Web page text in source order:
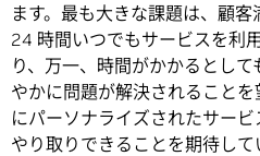
ます。最も大きな課題は、顧
24 時間いつでもサービスを利
り、万一、時間がかかるとし
やかに問題が解決されること
にパーソナライズされたサー
やり取りできることを期待して